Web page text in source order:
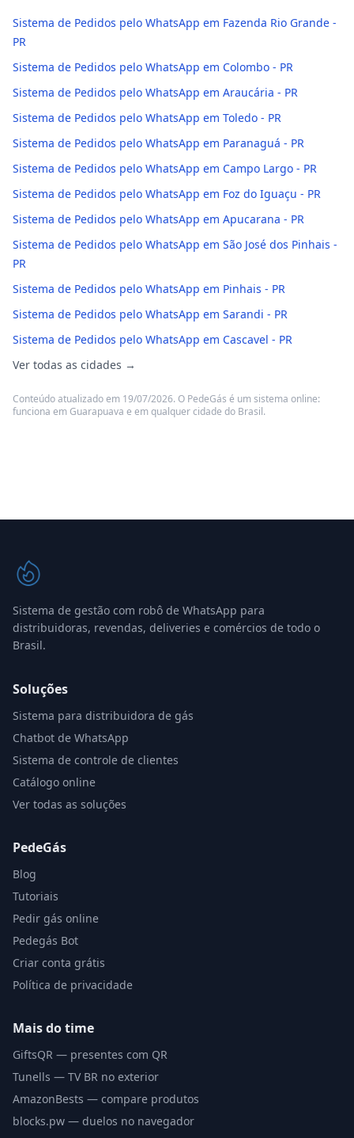
Sistema de Pedidos pelo WhatsApp em Fazenda Rio Grande -
PR
Sistema de Pedidos pelo WhatsApp em Colombo - PR
Sistema de Pedidos pelo WhatsApp em Araucária - PR
Sistema de Pedidos pelo WhatsApp em Toledo - PR
Sistema de Pedidos pelo WhatsApp em Paranaguá - PR
Sistema de Pedidos pelo WhatsApp em Campo Largo - PR
Sistema de Pedidos pelo WhatsApp em Foz do Iguaçu - PR
Sistema de Pedidos pelo WhatsApp em Apucarana - PR
Sistema de Pedidos pelo WhatsApp em São José dos Pinhais -
PR
Sistema de Pedidos pelo WhatsApp em Pinhais - PR
Sistema de Pedidos pelo WhatsApp em Sarandi - PR
Sistema de Pedidos pelo WhatsApp em Cascavel - PR
Ver todas as cidades →
Conteúdo atualizado em 19/07/2026. O PedeGás é um sistema online:
funciona em Guarapuava e em qualquer cidade do Brasil.
Sistema de gestão com robô de WhatsApp para
distribuidoras, revendas, deliveries e comércios de todo o
Brasil.
Soluções
Sistema para distribuidora de gás
Chatbot de WhatsApp
Sistema de controle de clientes
Catálogo online
Ver todas as soluções
PedeGás
Blog
Tutoriais
Pedir gás online
Pedegás Bot
Criar conta grátis
Política de privacidade
Mais do time
GiftsQR — presentes com QR
Tunells — TV BR no exterior
AmazonBests — compare produtos
blocks.pw — duelos no navegador